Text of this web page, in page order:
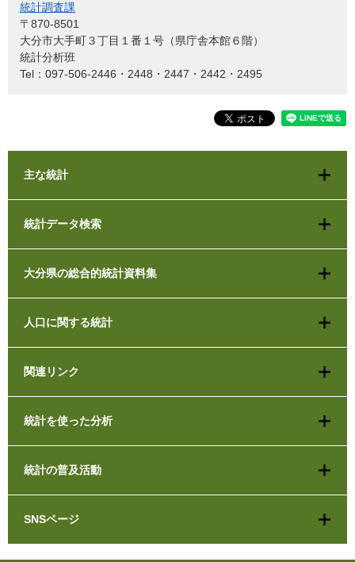
統計調査課
〒870-8501
大分市大手町３丁目１番１号（県庁舎本館６階）
統計分析班
Tel：097-506-2446・2448・2447・2442・2495
主な統計
統計データ検索
大分県の総合的統計資料集
人口に関する統計
関連リンク
統計を使った分析
統計の普及活動
SNSページ